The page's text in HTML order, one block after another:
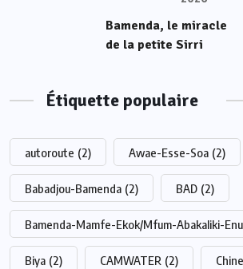
Bamenda, le miracle
de la petite Sirri
Étiquette populaire
autoroute (2) Awae-Esse-Soa (2)
Babadjou-Bamenda (2) BAD (2)
Bamenda-Mamfe-Ekok/Mfum-Abakaliki-
Biya (2) CAMWATER (2)